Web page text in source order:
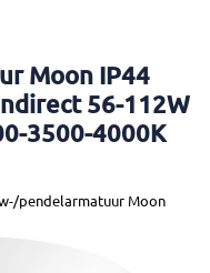
Moon IP44
56-112W
3500-4000K
pendelarmatuur Moon